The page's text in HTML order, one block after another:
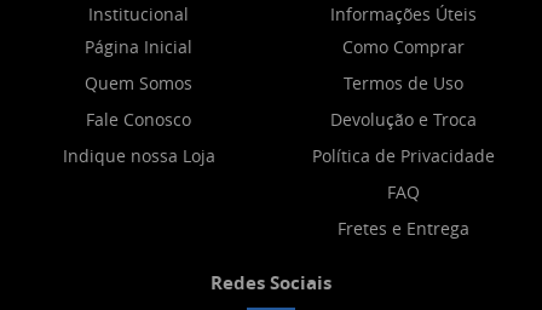
Institucional
Página Inicial
Quem Somos
Fale Conosco
Indique nossa Loja
Informações Úteis
Como Comprar
Termos de Uso
Devolução e Troca
Política de Privacidade
FAQ
Fretes e Entrega
Redes Sociais